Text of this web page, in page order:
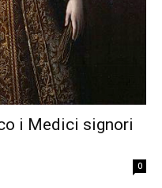
i Medici signori
0